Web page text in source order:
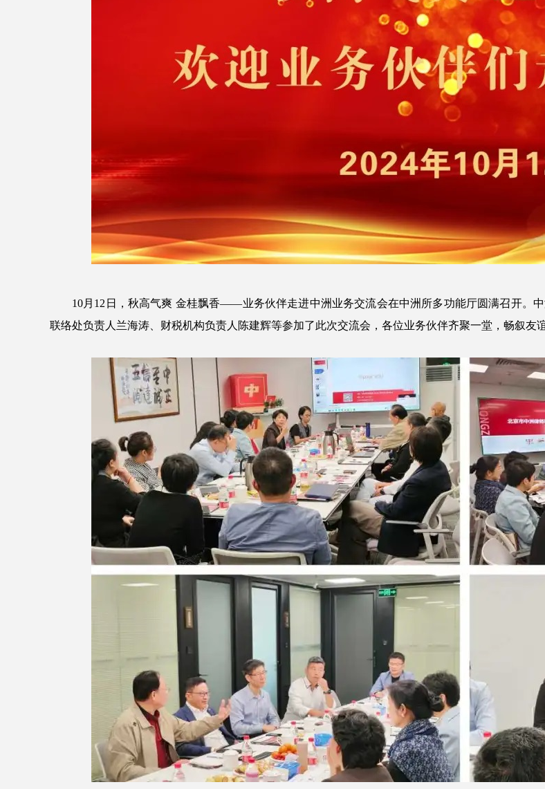
10月12日，秋高气爽 金桂飘香——业务伙伴走进中洲业务交流会在中洲所多功能厅圆满召开。
联络处负责人兰海涛、财税机构负责人陈建辉等参加了此次交流会，各位业务伙伴齐聚一堂，畅叙友